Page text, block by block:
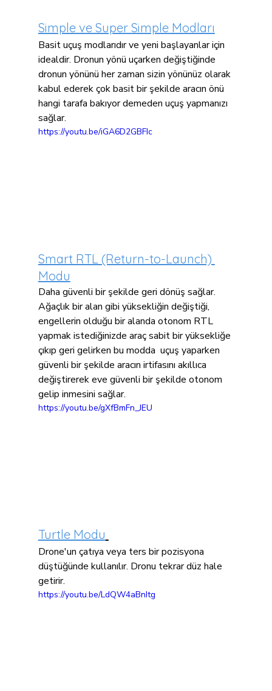
Simple ve Super Simple Modları
Basit uçuş modlarıdır ve yeni başlayanlar için
idealdir. Dronun yönü uçarken değiştiğinde
dronun yönünü her zaman sizin yönünüz olarak
kabul ederek çok basit bir şekilde aracın önü
hangi tarafa bakıyor demeden uçuş yapmanızı
sağlar.
https://youtu.be/iGA6D2GBFIc
Smart RTL (Return-to-Launch)
Modu
Daha güvenli bir şekilde geri dönüş sağlar.
Ağaçlık bir alan gibi yüksekliğin değiştiği,
engellerin olduğu bir alanda otonom RTL
yapmak istediğinizde araç sabit bir yüksekliğe
çıkıp geri gelirken bu modda  uçuş yaparken
güvenli bir şekilde aracın irtifasını akıllıca
değiştirerek eve güvenli bir şekilde otonom
gelip inmesini sağlar.
https://youtu.be/gXfBmFn_JEU
Turtle Modu
Drone'un çatıya veya ters bir pozisyona
düştüğünde kullanılır. Dronu tekrar düz hale
getirir.
https://youtu.be/LdQW4aBnItg